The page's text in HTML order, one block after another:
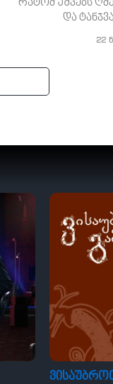
რატომ უშვებს
და
22